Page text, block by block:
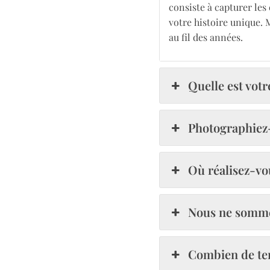
consiste à capturer les
votre histoire unique.
au fil des années.
Quelle est
Où réalisez-
Nous ne
Combien de